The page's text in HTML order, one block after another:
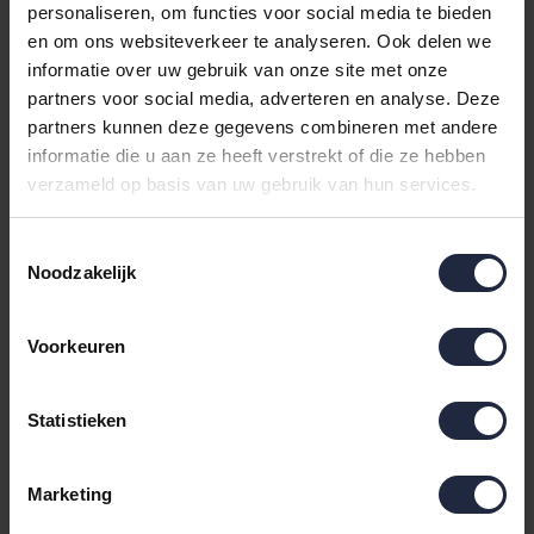
personaliseren, om functies voor social media te bieden
en om ons websiteverkeer te analyseren. Ook delen we
informatie over uw gebruik van onze site met onze
partners voor social media, adverteren en analyse. Deze
partners kunnen deze gegevens combineren met andere
informatie die u aan ze heeft verstrekt of die ze hebben
verzameld op basis van uw gebruik van hun services.
Noodzakelijk
Voorkeuren
Statistieken
Marketing
Roll Cushion Zand
Sale
cushion 22x50 Mauve
Sale